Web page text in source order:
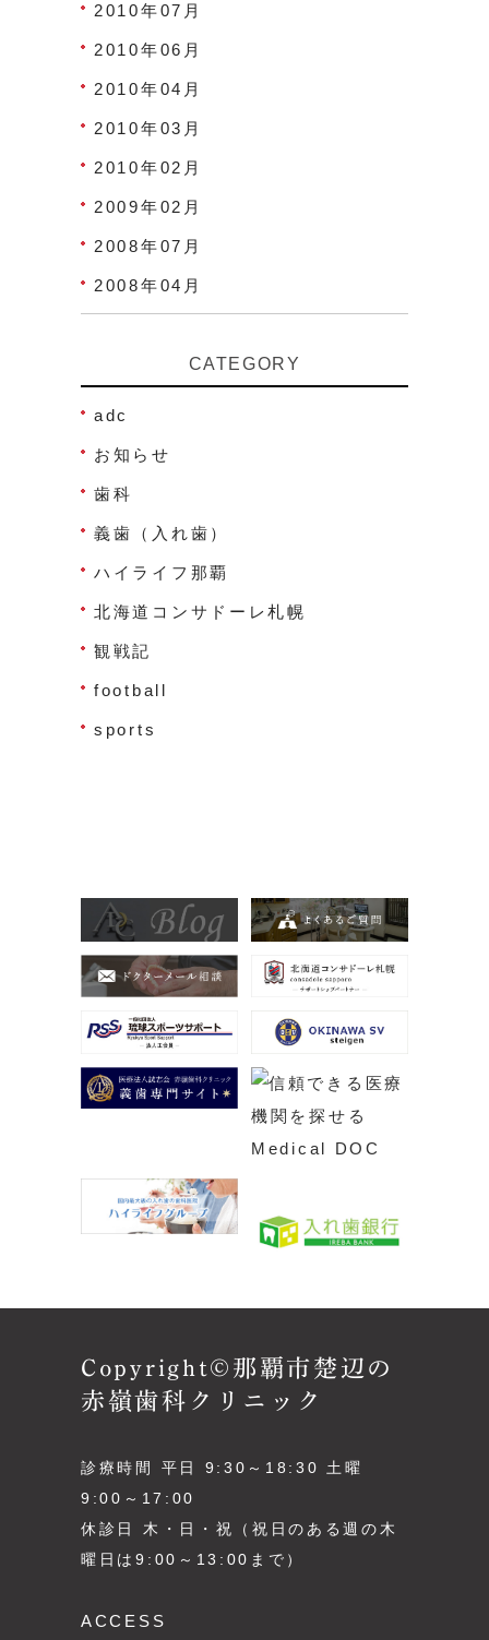
2010年07月
2010年06月
2010年04月
2010年03月
2010年02月
2009年02月
2008年07月
2008年04月
CATEGORY
adc
お知らせ
歯科
義歯（入れ歯）
ハイライフ那覇
北海道コンサドーレ札幌
観戦記
football
sports
Copyright©那覇市楚辺の
赤嶺歯科クリニック
診療時間 平日 9:30～18:30 土曜
9:00～17:00
休診日 木・日・祝（祝日のある週の木
曜日は9:00～13:00まで）
ACCESS